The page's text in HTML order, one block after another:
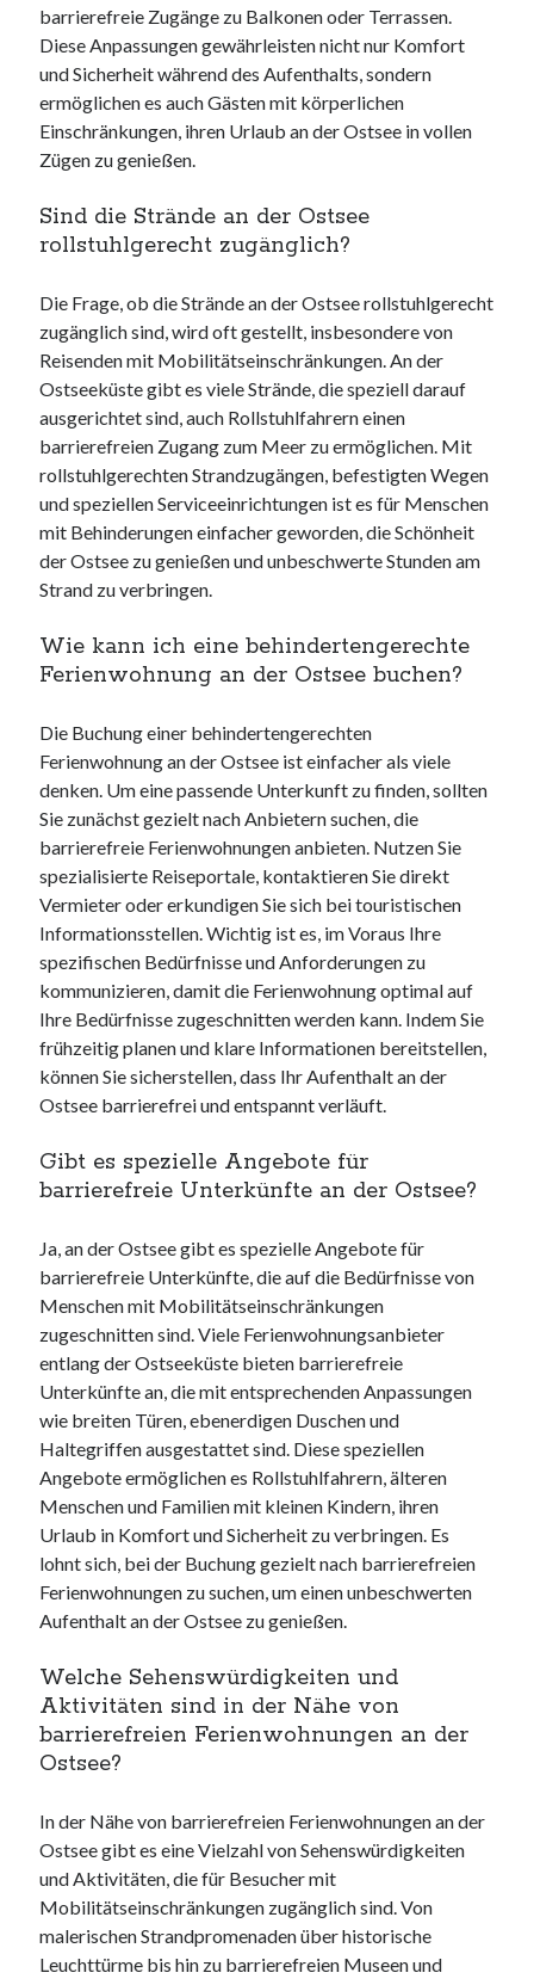
barrierefreie Zugänge zu Balkonen oder Terrassen.
Diese Anpassungen gewährleisten nicht nur Komfort
und Sicherheit während des Aufenthalts, sondern
ermöglichen es auch Gästen mit körperlichen
Einschränkungen, ihren Urlaub an der Ostsee in vollen
Zügen zu genießen.
Sind die Strände an der Ostsee
rollstuhlgerecht zugänglich?
Die Frage, ob die Strände an der Ostsee rollstuhlgerecht
zugänglich sind, wird oft gestellt, insbesondere von
Reisenden mit Mobilitätseinschränkungen. An der
Ostseeküste gibt es viele Strände, die speziell darauf
ausgerichtet sind, auch Rollstuhlfahrern einen
barrierefreien Zugang zum Meer zu ermöglichen. Mit
rollstuhlgerechten Strandzugängen, befestigten Wegen
und speziellen Serviceeinrichtungen ist es für Menschen
mit Behinderungen einfacher geworden, die Schönheit
der Ostsee zu genießen und unbeschwerte Stunden am
Strand zu verbringen.
Wie kann ich eine behindertengerechte
Ferienwohnung an der Ostsee buchen?
Die Buchung einer behindertengerechten
Ferienwohnung an der Ostsee ist einfacher als viele
denken. Um eine passende Unterkunft zu finden, sollten
Sie zunächst gezielt nach Anbietern suchen, die
barrierefreie Ferienwohnungen anbieten. Nutzen Sie
spezialisierte Reiseportale, kontaktieren Sie direkt
Vermieter oder erkundigen Sie sich bei touristischen
Informationsstellen. Wichtig ist es, im Voraus Ihre
spezifischen Bedürfnisse und Anforderungen zu
kommunizieren, damit die Ferienwohnung optimal auf
Ihre Bedürfnisse zugeschnitten werden kann. Indem Sie
frühzeitig planen und klare Informationen bereitstellen,
können Sie sicherstellen, dass Ihr Aufenthalt an der
Ostsee barrierefrei und entspannt verläuft.
Gibt es spezielle Angebote für
barrierefreie Unterkünfte an der Ostsee?
Ja, an der Ostsee gibt es spezielle Angebote für
barrierefreie Unterkünfte, die auf die Bedürfnisse von
Menschen mit Mobilitätseinschränkungen
zugeschnitten sind. Viele Ferienwohnungsanbieter
entlang der Ostseeküste bieten barrierefreie
Unterkünfte an, die mit entsprechenden Anpassungen
wie breiten Türen, ebenerdigen Duschen und
Haltegriffen ausgestattet sind. Diese speziellen
Angebote ermöglichen es Rollstuhlfahrern, älteren
Menschen und Familien mit kleinen Kindern, ihren
Urlaub in Komfort und Sicherheit zu verbringen. Es
lohnt sich, bei der Buchung gezielt nach barrierefreien
Ferienwohnungen zu suchen, um einen unbeschwerten
Aufenthalt an der Ostsee zu genießen.
Welche Sehenswürdigkeiten und
Aktivitäten sind in der Nähe von
barrierefreien Ferienwohnungen an der
Ostsee?
In der Nähe von barrierefreien Ferienwohnungen an der
Ostsee gibt es eine Vielzahl von Sehenswürdigkeiten
und Aktivitäten, die für Besucher mit
Mobilitätseinschränkungen zugänglich sind. Von
malerischen Strandpromenaden über historische
Leuchttürme bis hin zu barrierefreien Museen und